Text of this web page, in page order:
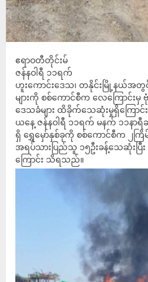
ဧရာဝတီတိုင်းမ်
ဇန်နဝါရီ ၁၁ရက်
ဟူးကောင်းဒေသ၊ တနိုင်းမြို့နယ်အတွ
များကို စစ်ကောင်စီက လေကြော
ဒေသခံများ ထိခိုက်သေဆုံးမှုရှိကြော
ယနေ့ ဇန်နဝါရီ ၁၁ရက် မနက် ၁၁နာ
ရှိ ရွှေမှော်နှစ်ခုကို စစ်ကောင်စီက ၂က
အရပ်သားပြည်သူ ၁၅ဦးခန့်သေဆုံးပြီ
ကြောင်း သိရသည်။